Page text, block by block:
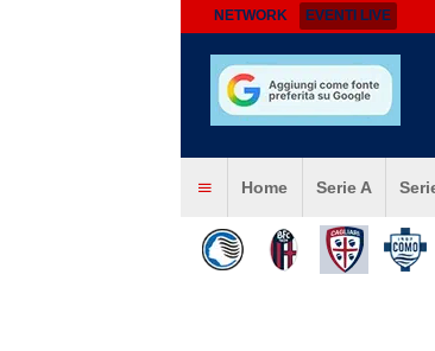
NETWORK EVENTI LIVE
Home Serie A